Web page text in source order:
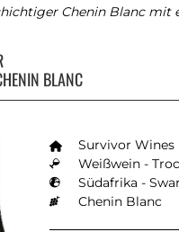
Chenin Blanc mit
BLANC
Survivor Wines
Weißwein -
Südafrika -
Chenin Blanc